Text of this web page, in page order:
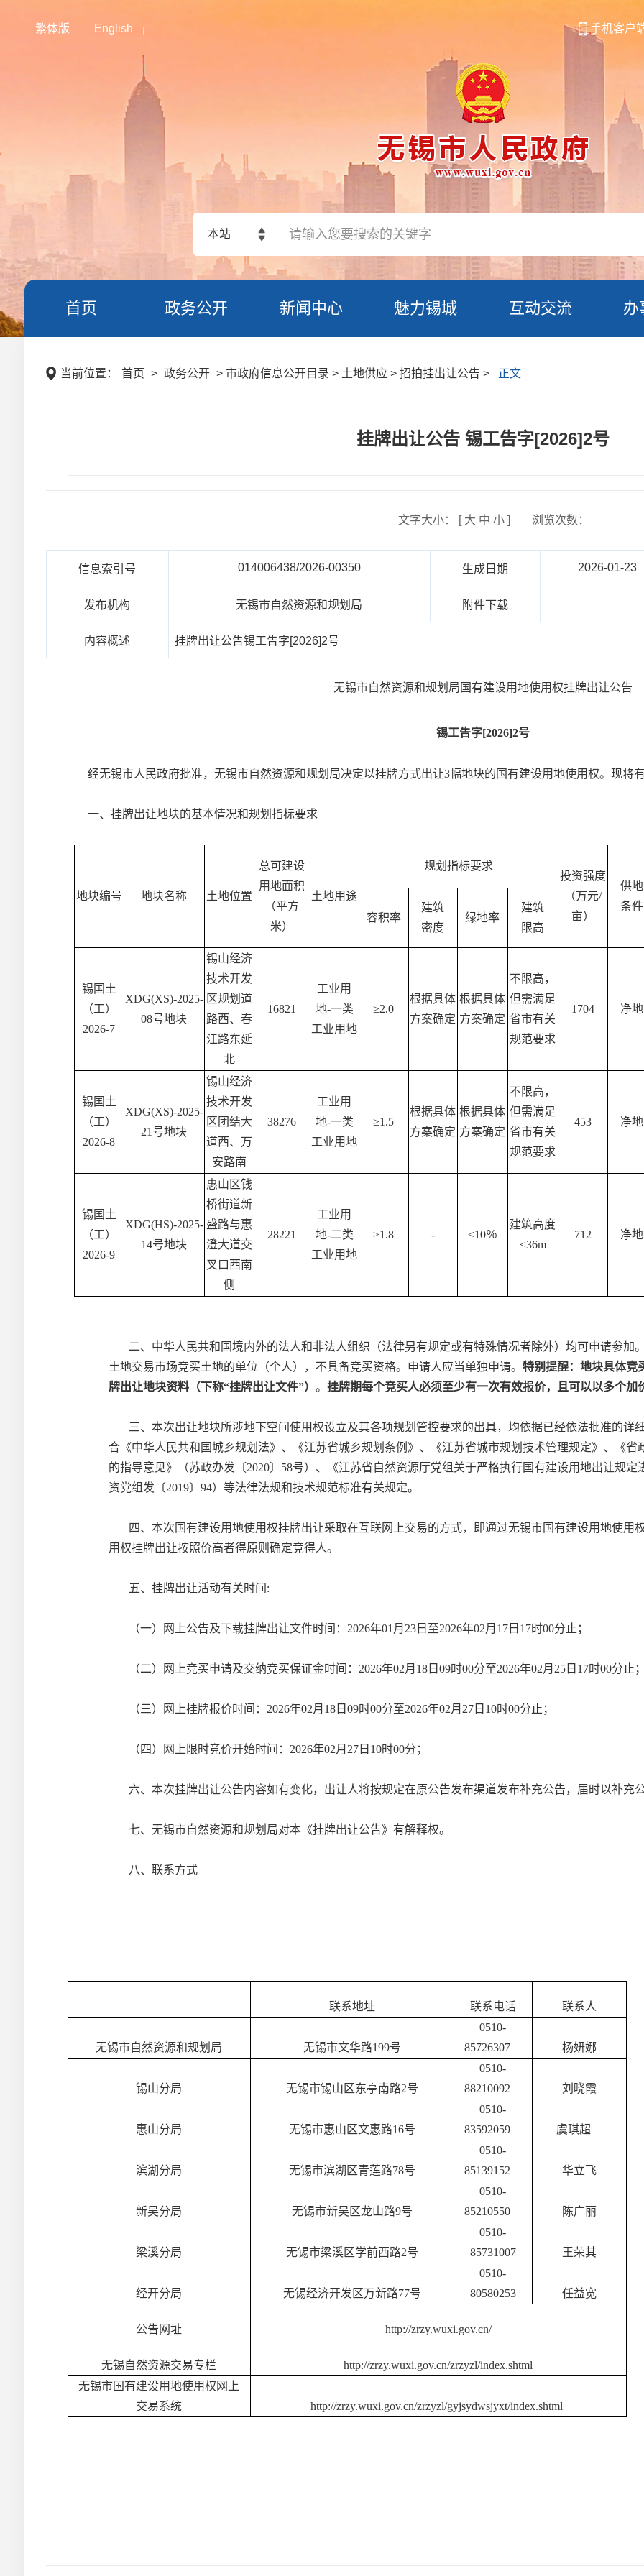
繁体版 English 手机客户
本站
首页 政务公开 新闻中心 魅力锡城 互动交流 办
当前位置： 首页 > 政务公开 > 市政府信息公开目录 > 土地供应 > 招拍挂出让公告 > 正文
挂牌出让公告 锡工告字[2026]2号
文字大小： [ 大 中 小] 浏览次数：
信息索引号 014006438/2026-00350 生成日期 2026-01-23
发布机构 无锡市自然资源和规划局 附件下载
内容概述 挂牌出让公告锡工告字[2026]2号
无锡市自然资源和规划局国有建设用地使用权挂牌出让公告
锡工告字[2026]2号
经无锡市人民政府批准，无锡市自然资源和规划局决定以挂牌方式出让3幅地块的国有建设用地使用权。现将
一、 挂牌出让地块的基本情况和规划指标要求
地块编号 地块名称 土地位置
总可建设
用地面积
（平方
米）
土地用途
规划指标要求
投资强度
（万元/
亩）
供地
条件
容积率
建筑
密度
绿地率
建筑
限高
锡国土
（工）
2026-7
XDG(XS)-2025-
08号地块
锡山经济
技术开发
区规划道
路西、春
江路东延
北
16821
工业用
地-一类
工业用地
≥2.0
根据具体
方案确定
根据具体
方案确定
不限高，
但需满足
省市有关
规范要求
1704 净地
锡国土
（工）
2026-8
XDG(XS)-2025-
21号地块
锡山经济
技术开发
区团结大
道西、万
安路南
38276
工业用
地-一类
工业用地
≥1.5
根据具体
方案确定
根据具体
方案确定
不限高，
但需满足
省市有关
规范要求
453 净地
锡国土
（工）
2026-9
XDG(HS)-2025-
14号地块
惠山区钱
桥街道新
盛路与惠
澄大道交
叉口西南
侧
28221
工业用
地-二类
工业用地
≥1.8 - ≤10％
建筑高度
≤36m
712 净地
二、中华人民共和国境内外的法人和非法人组织（法律另有规定或有特殊情况者除外）均可申请参加
土地交易市场竞买土地的单位（个人），不具备竞买资格。申请人应当单独申请。特别提醒：地块具体竞
牌出让地块资料（下称“挂牌出让文件”）。挂牌期每个竞买人必须至少有一次有效报价，且可以以多个加
三、本次出让地块所涉地下空间使用权设立及其各项规划管控要求的出具，均依据已经依法批准的详
合《中华人民共和国城乡规划法》、《江苏省城乡规划条例》、《江苏省城市规划技术管理规定》、
《
的指导意见》（苏政办发〔2020〕58号）、《江苏省自然资源厅党组关于严格执行国有建设用地出让规
资党组发〔2019〕94）等法律法规和技术规范标准有关规定。
四、本次国有建设用地使用权挂牌出让采取在互联网上交易的方式，即通过无锡市国有建设用地使用
用权挂牌出让按照价高者得原则确定竞得人。
五、挂牌出让活动有关时间 :
（一）网上公告及下载挂牌出让文件时间： 2026年01 月 23 日至2026年02月 17 日 17时00分止；
（二）网上竞买申请及交纳竞买保证金时间： 2026年02月 18 日09时00分至2026年02月 25 日 17时00分 止；
（三）网上挂牌报价时间： 2026年02月 18 日09时00分至2026年02月 27 日 10时00分 止 ；
（四）网上限时竞价开始时间： 2026年02月 27 日 10时00分 ；
六、本次挂牌出让公告内容如有变化，出让人将按规定在原公告发布渠道发布补充公告，届时以补充
七、无锡市自然资源和规划局对本《挂牌出让公告》有解释权。
八、联系方式
联系地址 联系电话 联系人
无锡市自然资源和规划局 无锡市文华路199号
0510-
85726307 杨妍娜
锡山分局 无锡市锡山区东亭南路2号
0510-
88210092
刘晓霞
惠山分局 无锡市惠山区文惠路16号
0510-
83592059
虞琪超
滨湖分局 无锡市滨湖区青莲路78号
0510-
85139152
华立飞
新吴分局 无锡市新吴区龙山路9号
0510-
85210550
陈广丽
梁溪分局 无锡市梁溪区学前西路2号
0510-
85731007
王荣其
经开分局 无锡经济开发区万新路77号
0510-
80580253
任益宽
公告网址 http://zrzy.wuxi.gov.cn/
无锡自然资源交易专栏
http://zrzy.wuxi.gov.cn/zrzyzl/index.shtml
无锡市国有建设用地使用权网上
交易系统
http://zrzy.wuxi.gov.cn/zrzyzl/gyjsydwsjyxt/index.shtml